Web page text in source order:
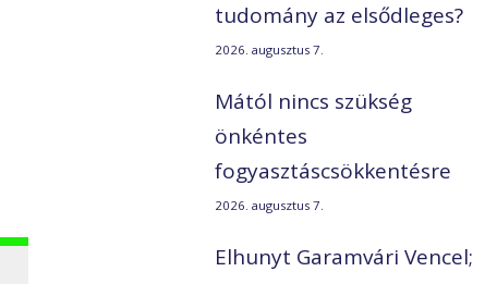
tudomány az elsődleges?
2026. augusztus 7.
Mától nincs szükség
önkéntes
fogyasztáscsökkentésre
2026. augusztus 7.
Elhunyt Garamvári Vencel;